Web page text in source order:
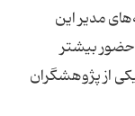
مدیر این
حضور بیشتر
از پژوهشگران